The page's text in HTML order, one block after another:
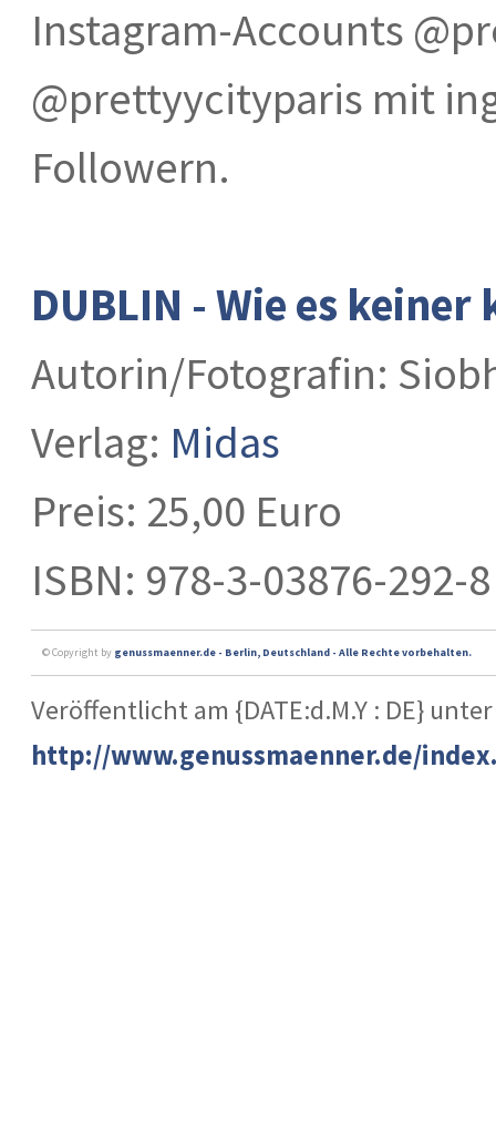
Instagram-Accounts
@prettyycityparis mit
Followern.
DUBLIN - Wie es keiner
Autorin/Fotografin:
Verlag: Midas
Preis: 25,00 Euro
ISBN: 978-3-03876-292-8
© Copyright by genussmaenner.de - Berlin, Deutschland - Alle Rechte vorbehalten.
Veröffentlicht am {DATE:d.M.Y : DE}
http://www.genussmaenner.de/